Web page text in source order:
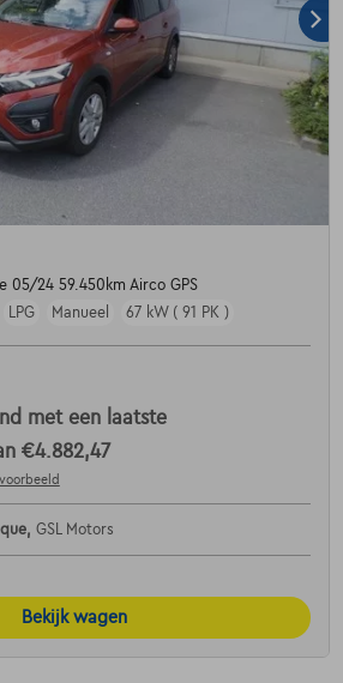
05/24 59.450km Airco GPS
LPG Manueel 67 kW ( 91 PK )
met een laatste
€4.882,47
GSL Motors
Bekijk wagen